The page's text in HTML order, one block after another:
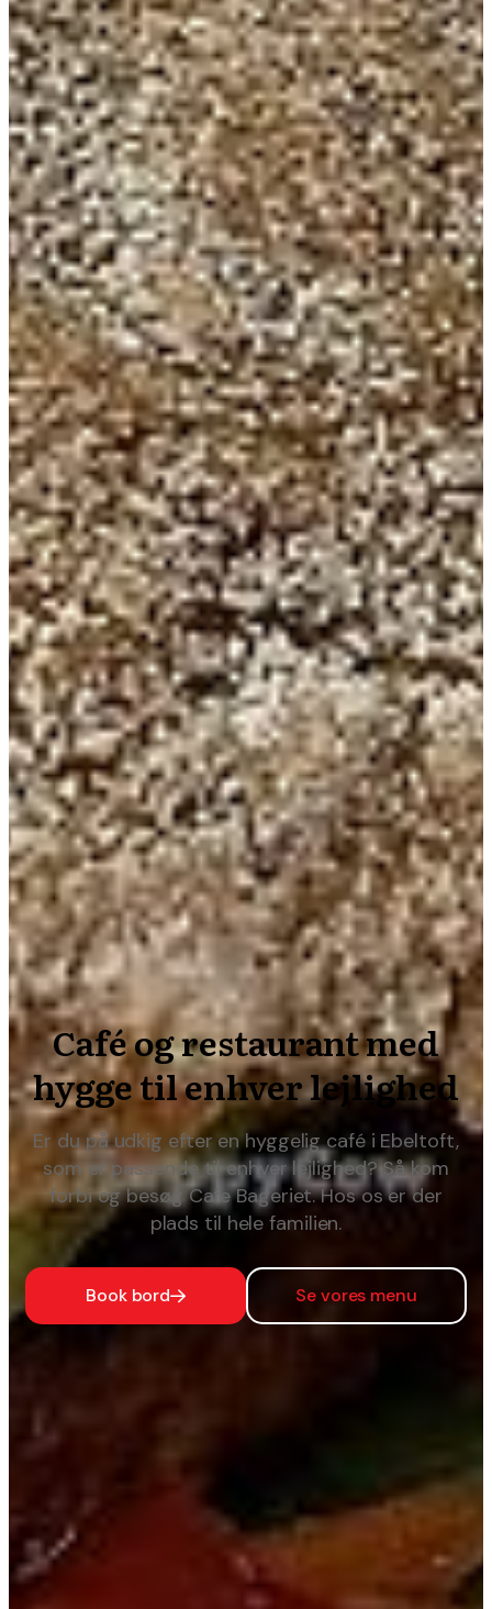
Café og restaurant med
hygge til enhver lejlighed
Er du på udkig efter en hyggelig café i Ebeltoft,
som er passende til enhver lejlighed? Så kom
forbi og besøg Cafe Bageriet. Hos os er der
plads til hele familien.
Book bord Se vores menu